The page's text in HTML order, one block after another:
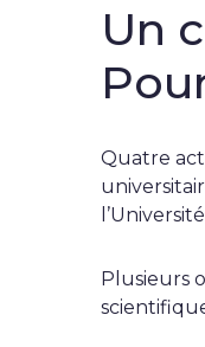
Un
Quatre
Plusieurs